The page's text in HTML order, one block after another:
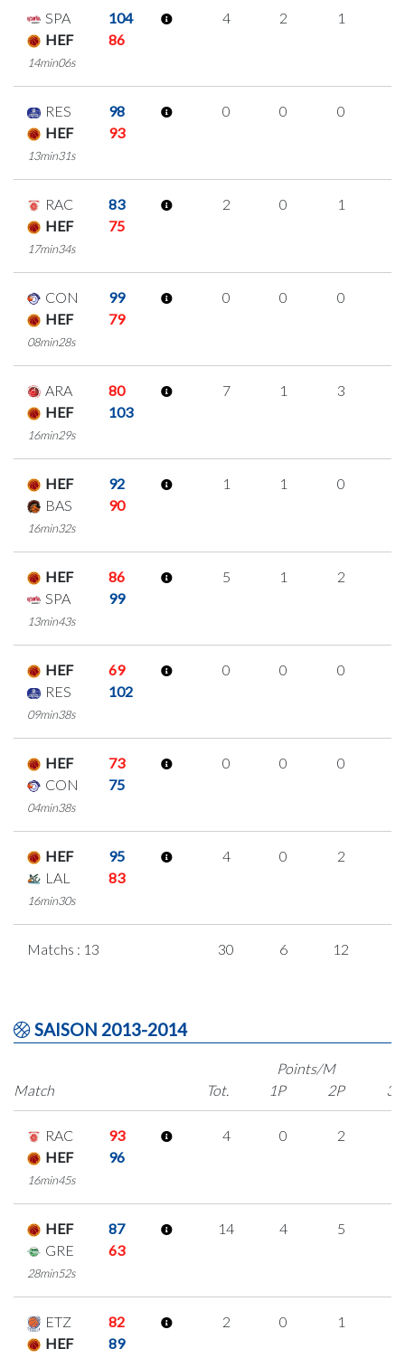
SPA
104
HEF
86
14min06s
4 2 1
RES
98
HEF
93
13min31s
0 0 0
RAC
83
HEF
75
17min34s
2 0 1
CON
99
HEF
79
08min28s
0 0 0
ARA
80
HEF
103
16min29s
7 1 3
HEF
92
BAS
90
16min32s
1 1 0
HEF
86
SPA
99
13min43s
5 1 2
HEF
69
RES
102
09min38s
0 0 0
HEF
73
CON
75
04min38s
0 0 0
HEF
95
LAL
83
16min30s
4 0 2
Matchs : 13 30 6 12
SAISON 2013-2014
Match
Points/M
Tot.
1P 2P 3P
RAC
93
HEF
96
16min45s
4 0 2
HEF
87
GRE
63
28min52s
14 4 5
ETZ
82
HEF
89
2 0 1